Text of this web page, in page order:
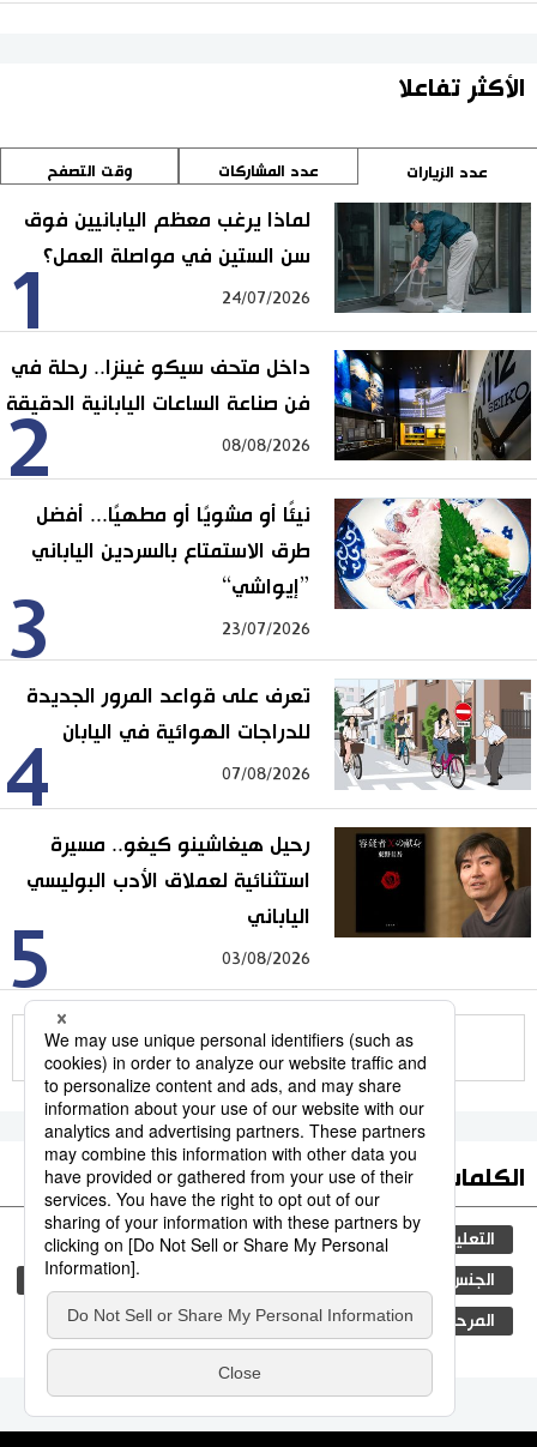
الأكثر تفاعلا
عدد الزيارات عدد المشاركات وقت التصفح
1
لماذا يرغب معظم اليابانيين فوق
سن الستين في مواصلة العمل؟
24/07/2026
2
داخل متحف سيكو غينزا.. رحلة في
فن صناعة الساعات اليابانية الدقيقة
08/08/2026
3
نيئًا أو مشويًا أو مطهيًا... أفضل
طرق الاستمتاع بالسردين الياباني
”إيواشي“
23/07/2026
4
تعرف على قواعد المرور الجديدة
للدراجات الهوائية في اليابان
07/08/2026
5
رحيل هيغاشينو كيغو.. مسيرة
استثنائية لعملاق الأدب البوليسي
الياباني
03/08/2026
للمزيد
الكلمات الأكثر بحثا
التعليم الياباني مجتمع ثقافة طوكيو
الجنس الأنشطة
المرحلة الابتدائية